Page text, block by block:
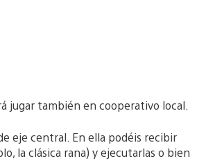
jugar también en cooperativo local.
eje central. En ella podéis recibir
la clásica rana) y ejecutarlas o bien